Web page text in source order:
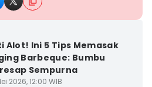
Alot! Ini 5 Tips Memasak
Barbeque: Bumbu
Sempurna
2026, 12:00 WIB